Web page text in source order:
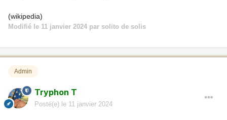
(wikipedia)
Modifié le 11 janvier 2024 par solito de solis
Admin
Tryphon T
Posté(e) le 11 janvier 2024